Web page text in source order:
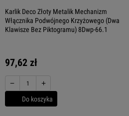
Karlik Deco Złoty Metalik Mechanizm
Włącznika Podwójnego Krzyżowego (Dwa
Klawisze Bez Piktogramu) 8Dwp-66.1
97,62 zł
− +
Do koszyka